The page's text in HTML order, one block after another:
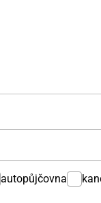
autopůjčovna